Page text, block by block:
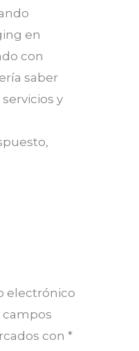
en
con
saber
y
electrónico
campos
con *